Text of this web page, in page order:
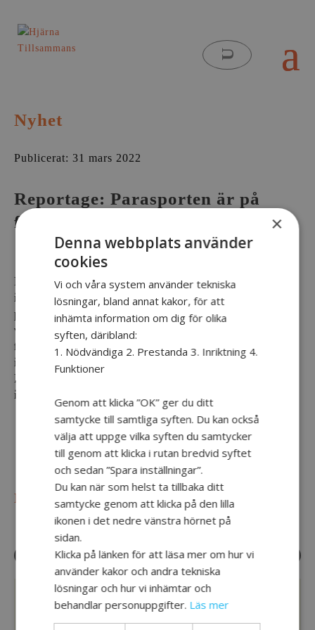
Nyhet
Publicerat: 31 mars 2022
Reportage: Parasporten är på
frammarsch
Parasporten är på frammarsch och allt fler
idrottsföreningar vill starta verksamhet för
personer med funktionsnedsättningar. Men
vad är egentligen parasport? Vilka idrotter
finns att välja mellan? Hur hittar man en
idrott som passar? Vi har frågat Eddie
Björketun som är verksamhetschef och
idrottskonsulent på Parasport Stockholm.
Klicka här för att komma till reportaget
TILL STARTSIDAN FLER NYHETER
OM HJÄRNA TILLSAMMANS
×
Denna webbplats använder
cookies
Vi och våra system använder tekniska
lösningar, bland annat kakor, för att
inhämta information om dig för olika
syften, däribland:
1. Nödvändiga 2. Prestanda 3. Inriktning 4.
Funktioner
Genom att klicka ”OK” ger du ditt
samtycke till samtliga syften. Du kan också
välja att uppge vilka syften du samtycker
till genom att klicka i rutan bredvid syftet
och sedan ”Spara inställningar”.
Du kan när som helst ta tillbaka ditt
samtycke genom att klicka på den lilla
ikonen i det nedre vänstra hörnet på
sidan.
Klicka på länken för att läsa mer om hur vi
använder kakor och andra tekniska
lösningar och hur vi inhämtar och
behandlar personuppgifter. Läs mer